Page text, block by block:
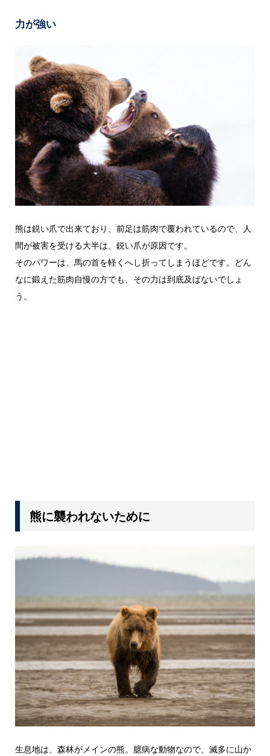
力が強い
熊は鋭い爪で出来ており、前足は筋肉で覆われているので、人
間が被害を受ける大半は、鋭い爪が原因です。
そのパワーは、馬の首を軽くへし折ってしまうほどです。どん
なに鍛えた筋肉自慢の方でも、その力は到底及ばないでしょ
う。
熊に襲われないために
生息地は、森林がメインの熊。臆病な動物なので、滅多に山か